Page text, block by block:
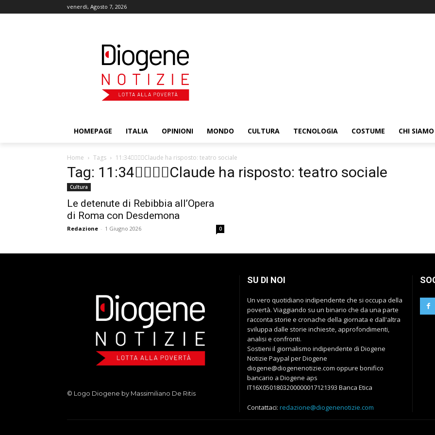
venerdì, Agosto 7, 2026
HOMEPAGE ITALIA OPINIONI MONDO CULTURA TECNOLOGIA COSTUME CHI SIAMO
Home Tags 11:34Claude ha risposto: teatro sociale
Tag: 11:34Claude ha risposto: teatro sociale
Cultura
Le detenute di Rebibbia all’Opera
di Roma con Desdemona
Redazione - 1 Giugno 2026 0
© Logo Diogene by Massimiliano De Ritis
SU DI NOI
Un vero quotidiano indipendente che si occupa della
povertà. Viaggiando su un binario che da una parte
racconta storie e cronache della giornata e dall'altra
sviluppa dalle storie inchieste, approfondimenti,
analisi e confronti.
Sostieni il giornalismo indipendente di Diogene
Notizie Paypal per Diogene
diogene@diogenenotizie.com oppure bonifico
bancario a Diogene aps
IT16X0501803200000017121393 Banca Etica
Contattaci: redazione@diogenenotizie.com